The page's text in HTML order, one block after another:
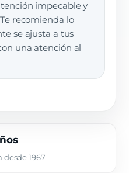
impecable y
recomienda lo
se ajusta a tus
una atención al
desde 1967